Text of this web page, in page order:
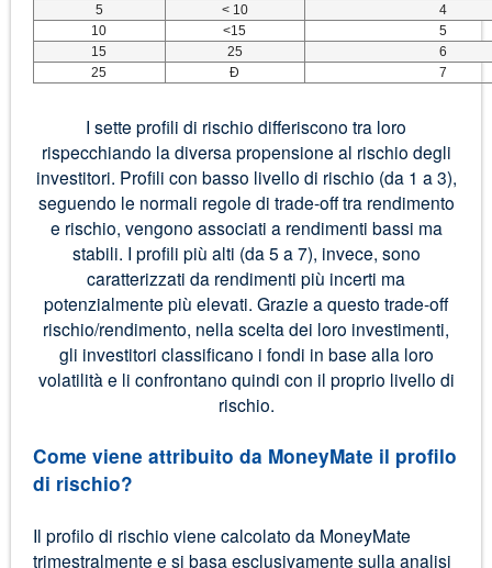
5
< 10
4
10
<15
5
15
25
6
25
Ð 7
I sette profili di rischio differiscono tra loro
rispecchiando la diversa propensione al rischio degli
investitori. Profili con basso livello di rischio (da 1 a 3),
seguendo le normali regole di trade-off tra rendimento
e rischio, vengono associati a rendimenti bassi ma
stabili. I profili più alti (da 5 a 7), invece, sono
caratterizzati da rendimenti più incerti ma
potenzialmente più elevati. Grazie a questo trade-off
rischio/rendimento, nella scelta dei loro investimenti,
gli investitori classificano i fondi in base alla loro
volatilità e li confrontano quindi con il proprio livello di
rischio.
Come viene attribuito da MoneyMate il profilo
di rischio?
Il profilo di rischio viene calcolato da MoneyMate
trimestralmente e si basa esclusivamente sulla analisi